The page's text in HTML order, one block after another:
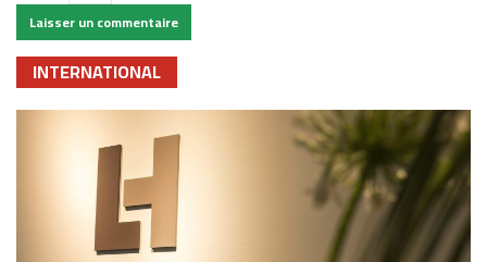
INTERNATIONAL